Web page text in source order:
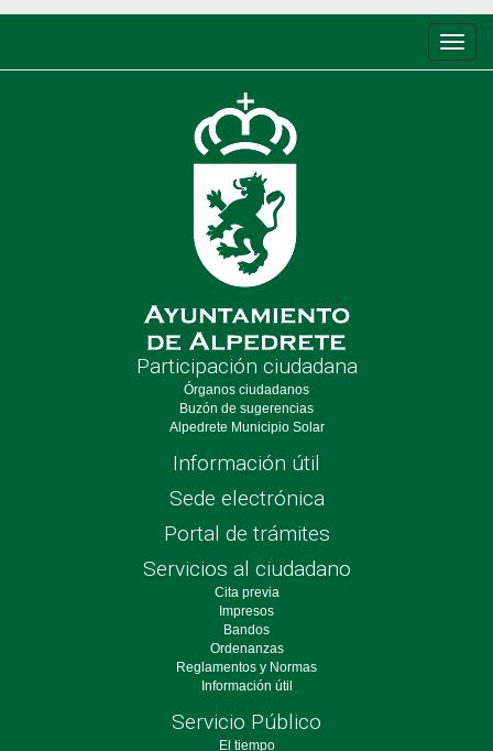
de
Participación ciudadana
Órganos ciudadanos
Buzón de sugerencias
Alpedrete Municipio Solar
Información útil
Sede electrónica
Portal de trámites
Servicios al ciudadano
Cita previa
Impresos
Bandos
Ordenanzas
Reglamentos y Normas
Información útil
Servicio Público
El tiempo